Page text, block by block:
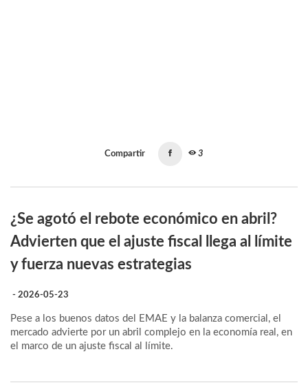
Compartir 3
¿Se agotó el rebote económico en abril?
Advierten que el ajuste fiscal llega al límite
y fuerza nuevas estrategias
- 2026-05-23
Pese a los buenos datos del EMAE y la balanza comercial, el
mercado advierte por un abril complejo en la economía real, en
el marco de un ajuste fiscal al límite.